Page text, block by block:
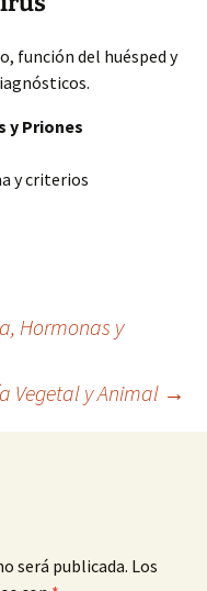
función del huésped y
y Priones
y criterios
Hormonas y
Vegetal y Animal →
será publicada. Los